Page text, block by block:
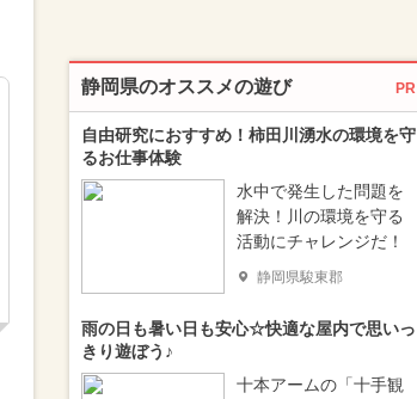
静岡県のオススメの遊び PR
自由研究におすすめ！柿田川湧水の環境を守
るお仕事体験
水中で発生した問題を
解決！川の環境を守る
活動にチャレンジだ！
静岡県駿東郡
雨の日も暑い日も安心☆快適な屋内で思いっ
きり遊ぼう♪
十本アームの「十手観